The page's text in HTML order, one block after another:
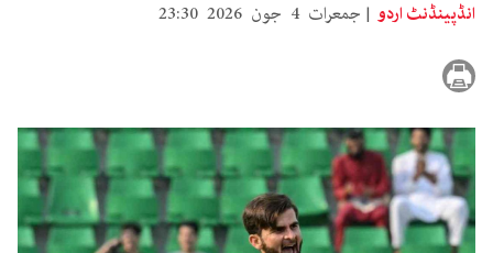
انڈپینڈنٹ اردو
جمعرات 4 جون 2026 23:30